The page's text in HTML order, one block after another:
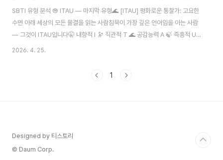
SBTI 유형 분석 ⑯ ITAU — 마지막 유형🌊 [ITAU] 평화로운 통찰가: 고요한
수면 아래 세상의 모든 물결을 읽는 사람침묵이 가장 깊은 언어임을 아는 사람
— 그것이 ITAU입니다🤫 내향적 I 🔭 직관적 T 🌊 공감능력 A 🍃 즉흥적 U
🌊 고요한 폭풍 — 침묵 속에서 세상의 질서를 읽는 사람방 안에 아무 말도 하
눈을 내리깔고 자신만의 세계 안에 있는 것 같습니다. 그런데 누군가 갑자기 그
2026. 4. 25.
1
Designed by 티스토리
© Daum Corp.